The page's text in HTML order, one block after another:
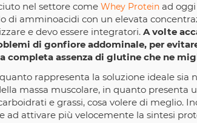
nel settore come Whey Protein ad
di amminoacidi con un elevata
e devo essere integratori. A volte
di gonfiore addominale, per
completa assenza di glutine che ne
rappresenta la soluzione ideale sia
massa muscolare, in quanto presenta
e grassi, cosa volere di meglio.
ad attivare più velocemente la sintesi